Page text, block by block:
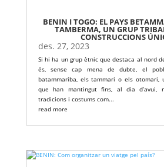
BENIN I TOGO: EL PAYS
TAMBERMA, UN GRUP
CONSTRUCCIONS
des. 27, 2023
Si hi ha un grup ètnic que destaca al nord
és, sense cap mena de dubte, el
batammariba, els tammari o els otomari,
que han mantingut fins, al dia d’avui,
tradicions i costums com...
read more